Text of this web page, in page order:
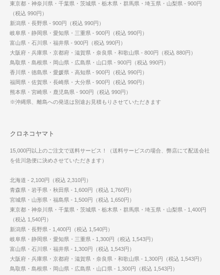
東京都・神奈川県・千葉県・茨城県・栃木県・群馬県・埼玉県・山梨県 - 900円
（税込 990円）
新潟県・長野県 - 900円（税込 990円）
岐阜県・静岡県・愛知県・三重県 - 900円（税込 990円）
富山県・石川県・福井県 - 900円（税込 990円）
大阪府・兵庫県・京都府・滋賀県・奈良県・和歌山県 - 800円（税込 880円）
鳥取県・島根県・岡山県・広島県・山口県 - 900円（税込 990円）
香川県・徳島県・愛媛県・高知県 - 900円（税込 990円）
福岡県・佐賀県・長崎県・大分県 - 900円（税込 990円）
熊本県・宮崎県・鹿児島県 - 900円（税込 990円）
※沖縄県、離島への発送は別途お見積もりさせていただきます
クロネコヤマト
15,000円以上のご注文で送料サービス！（送料サービスの場合、弊店にて配送会社
を佐川急便に決めさせていただきます）
北海道 - 2,100円（税込 2,310円）
青森県・岩手県・秋田県 - 1,600円（税込 1,760円）
宮城県・山形県・福島県 - 1,500円（税込 1,650円）
東京都・神奈川県・千葉県・茨城県・栃木県・群馬県・埼玉県・山梨県 - 1,400円
（税込 1,540円）
新潟県・長野県 - 1,400円（税込 1,540円）
岐阜県・静岡県・愛知県・三重県 - 1,300円（税込 1,543円）
富山県・石川県・福井県 - 1,300円（税込 1,543円）
大阪府・兵庫県・京都府・滋賀県・奈良県・和歌山県 - 1,300円（税込 1,543円）
鳥取県・島根県・岡山県・広島県・山口県 - 1,300円（税込 1,543円）